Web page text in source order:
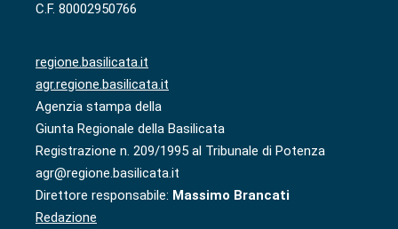
C.F. 80002950766
regione.basilicata.it
agr.regione.basilicata.it
Agenzia stampa della
Giunta Regionale della Basilicata
Registrazione n. 209/1995 al Tribunale di Potenza
agr@regione.basilicata.it
Direttore responsabile: Massimo Brancati
Redazione